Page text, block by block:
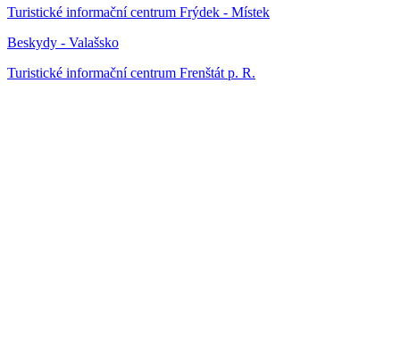
Turistické informační centrum Frýdek - Místek
Beskydy - Valašsko
Turistické informační centrum Frenštát p. R.